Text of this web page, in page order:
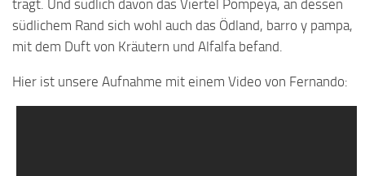
trägt. Und südlich davon das Viertel Pompeya, an dessen
südlichem Rand sich wohl auch das Ödland, barro y pampa,
mit dem Duft von Kräutern und Alfalfa befand.
Hier ist unsere Aufnahme mit einem Video von Fernando: